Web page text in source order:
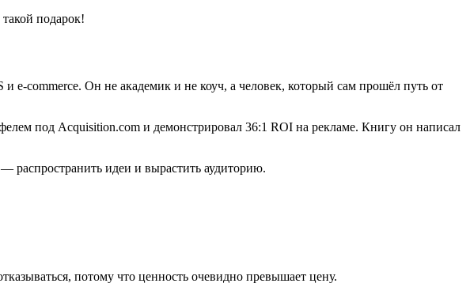
подарок!
e-commerce. Он не академик и не коуч, а человек, который сам прошёл путь от
под Acquisition.com и демонстрировал 36:1 ROI на рекламе. Книгу он написал
распространить идеи и вырастить аудиторию.
потому что ценность очевидно превышает цену.